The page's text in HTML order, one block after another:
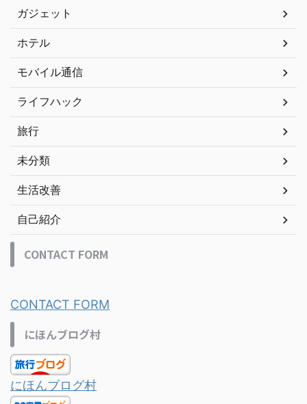
ガジェット
ホテル
モバイル通信
ライフハック
旅行
未分類
生活改善
自己紹介
CONTACT FORM
CONTACT FORM
にほんブログ村
にほんブログ村